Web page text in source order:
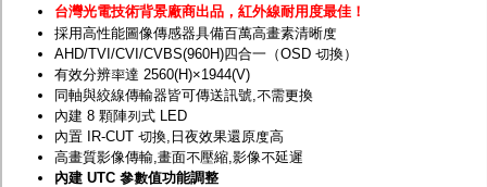
台灣光電技術背景廠商出品，紅外線耐用度最佳！
採用高性能圖像傳感器具備百萬高畫素清晰度
AHD/TVI/CVI/CVBS(960H)四合一（OSD 切換）
有效分辨率達 2560(H)×1944(V)
同軸與絞線傳輸器皆可傳送訊號,不需更換
內建 8 顆陣列式 LED
內置 IR-CUT 切換,日夜效果還原度高
高畫質影像傳輸,畫面不壓縮,影像不延遲
內建 UTC 參數值功能調整